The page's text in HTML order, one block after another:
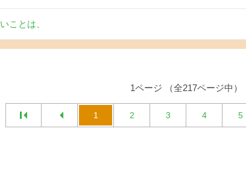
ことは、
1ページ （全217ページ中）
1 2 3 4 5